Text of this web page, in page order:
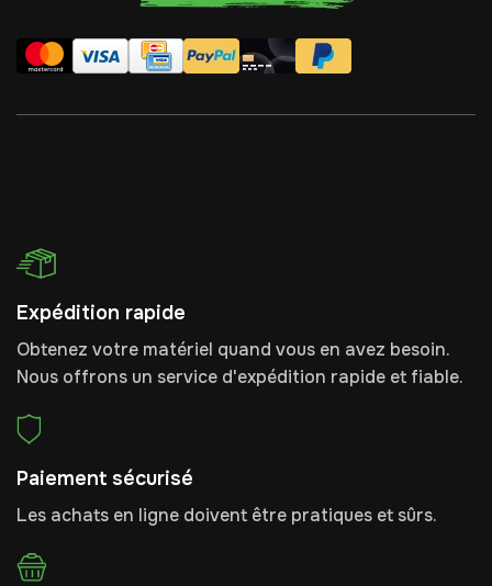
Expédition rapide
Obtenez votre matériel quand vous en avez besoin.
Nous offrons un service d'expédition rapide et fiable.
Paiement sécurisé
Les achats en ligne doivent être pratiques et sûrs.